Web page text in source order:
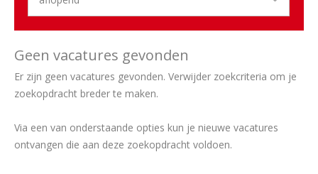
Geen vacatures gevonden
Er zijn geen vacatures gevonden. Verwijder zoekcriteria om je
zoekopdracht breder te maken.
Via een van onderstaande opties kun je nieuwe vacatures
ontvangen die aan deze zoekopdracht voldoen.